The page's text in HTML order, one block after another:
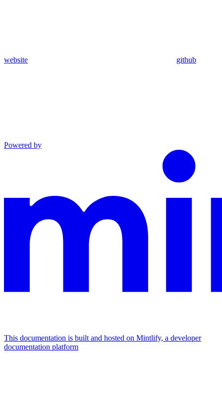
website github
Powered by
This documentation is built and hosted on Mintlify, a developer
documentation platform